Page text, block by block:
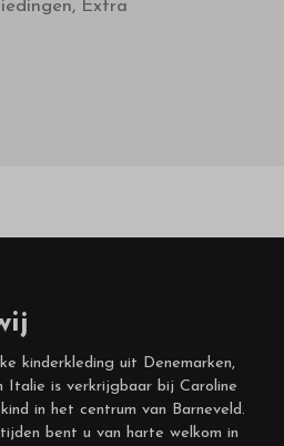
Extra
kinderkleding uit Denemarken,
Italie is verkrijgbaar bij Caroline
in het centrum van Barneveld.
bent u van harte welkom in